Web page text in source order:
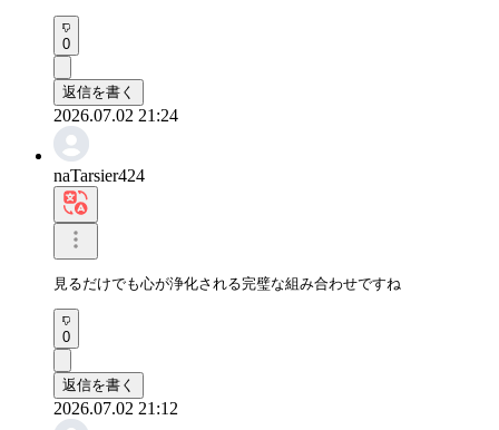
0
返信を書く
2026.07.02 21:24
naTarsier424
見るだけでも心が浄化される完璧な組み合わせですね
0
返信を書く
2026.07.02 21:12